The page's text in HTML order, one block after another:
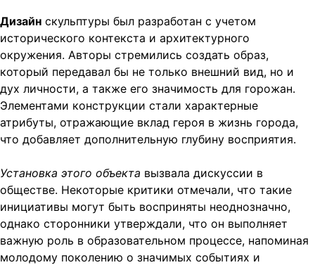
Дизайн скульптуры был разработан с учетом
исторического контекста и архитектурного
окружения. Авторы стремились создать образ,
который передавал бы не только внешний вид, но и
дух личности, а также его значимость для горожан.
Элементами конструкции стали характерные
атрибуты, отражающие вклад героя в жизнь города,
что добавляет дополнительную глубину восприятия.
Установка этого объекта вызвала дискуссии в
обществе. Некоторые критики отмечали, что такие
инициативы могут быть восприняты неоднозначно,
однако сторонники утверждали, что он выполняет
важную роль в образовательном процессе, напоминая
молодому поколению о значимых событиях и